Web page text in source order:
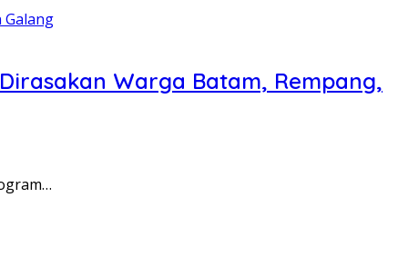
Warga Batam, Rempang,